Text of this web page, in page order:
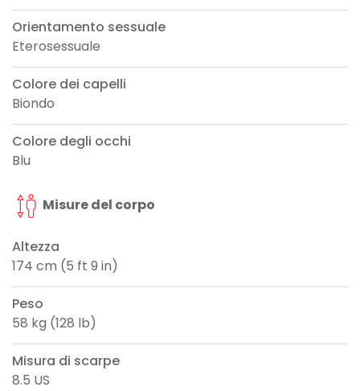
Orientamento sessuale
Eterosessuale
Colore dei capelli
Biondo
Colore degli occhi
Blu
Misure del corpo
Altezza
174 cm (5 ft 9 in)
Peso
58 kg (128 lb)
Misura di scarpe
8.5 US